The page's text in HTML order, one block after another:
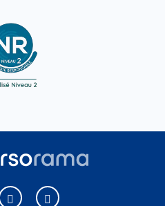
sur Facebook
Boursorama sur XBoursorama sur